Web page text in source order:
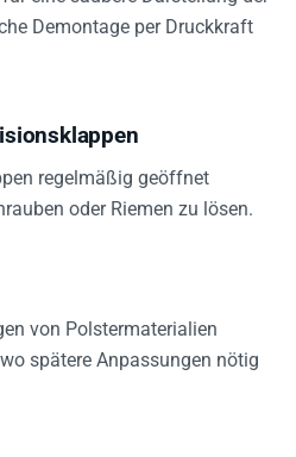
Demontage per Druckkraft
regelmäßig geöffnet
oder Riemen zu lösen.
von Polstermaterialien
spätere Anpassungen nötig